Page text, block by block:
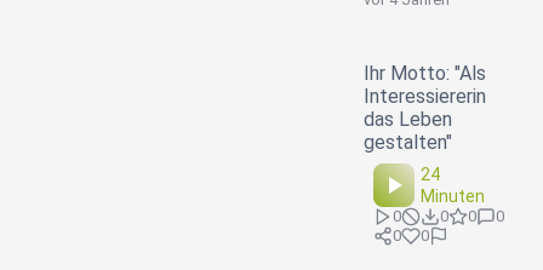
Ihr Motto: "Als
Interessiererin
das Leben
gestalten"
24
Minuten
0 0 0
0
0
0